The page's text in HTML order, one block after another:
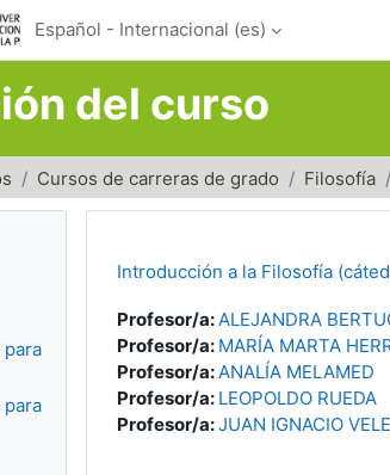
Español - Internacional ‎(es)‎
del curso
Cursos de carreras de grado Filosofía
Introducción a la Filosofía
Profesor/a:ALEJANDRA
Profesor/a: MARÍA MARTA
Profesor/a:ANALÍA MELAMED
Profesor/a: LEOPOLDO RUEDA
Profesor/a:JUAN IGNACIO
para
para